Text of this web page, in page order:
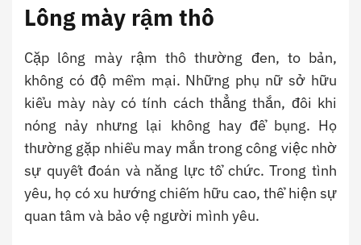
Lông mày rậm thô
Cặp lông mày rậm thô thường đen, to bản,
không có độ mềm mại. Những phụ nữ sở hữu
kiểu mày này có tính cách thẳng thắn, đôi khi
nóng nảy nhưng lại không hay để bụng. Họ
thường gặp nhiều may mắn trong công việc nhờ
sự quyết đoán và năng lực tổ chức. Trong tình
yêu, họ có xu hướng chiếm hữu cao, thể hiện sự
quan tâm và bảo vệ người mình yêu.